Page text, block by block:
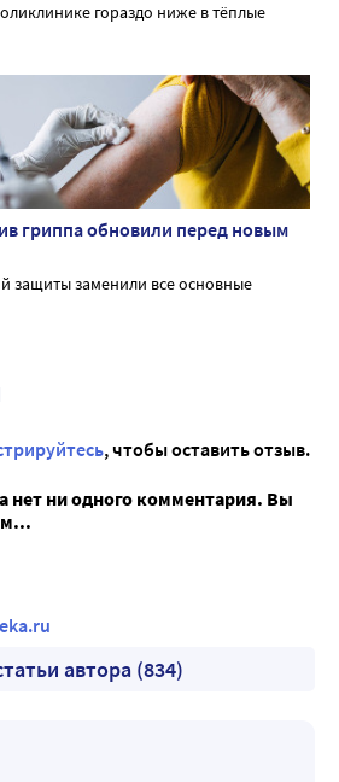
гораздо ниже в тёплые
гриппа обновили перед новым
защиты заменили все основные
, чтобы оставить отзыв.
нет ни одного комментария. Вы
автора (834)